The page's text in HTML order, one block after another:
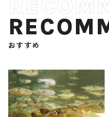
おすすめ